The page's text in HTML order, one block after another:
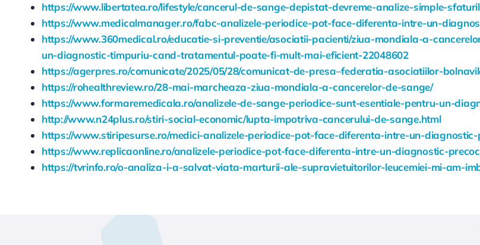
https://www.libertatea.ro/lifestyle/cancerul-de-sange-depistat-devreme-analize-simple-
https://www.medicalmanager.ro/fabc-analizele-periodice-pot-face-diferenta-intre-un-
https://www.360medical.ro/educatie-si-preventie/asociatii-pacienti/ziua-mondiala-a-
un-diagnostic-timpuriu-cand-tratamentul-poate-fi-mult-mai-eficient-22048602
https://agerpres.ro/comunicate/2025/05/28/comunicat-de-presa–federatia-asociatiilor-
https://rohealthreview.ro/28-mai-marcheaza-ziua-mondiala-a-cancerelor-de-sange/
https://www.formaremedicala.ro/analizele-de-sange-periodice-sunt-esentiale-pentru-un-
http://www.n24plus.ro/stiri-social-economic/lupta-impotriva-cancerului-de-sange.html
https://www.stiripesurse.ro/medici-analizele-periodice-pot-face-diferenta-intre-un-
https://www.replicaonline.ro/analizele-periodice-pot-face-diferenta-intre-un-diagnostic-
https://tvrinfo.ro/o-analiza-i-a-salvat-viata-marturii-ale-supravietuitorilor-leucemiei-mi-am-